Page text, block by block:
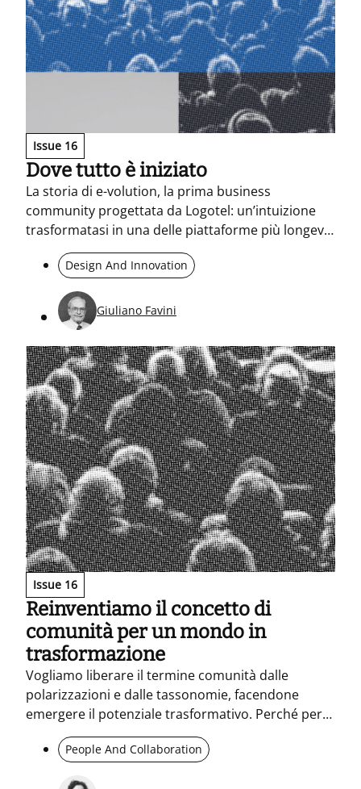
Issue 16
Dove tutto è iniziato
La storia di e-volution, la prima business
community progettata da Logotel: un’intuizione
trasformatasi in una delle piattaforme più longeve
di sempre.
Design And Innovation
Giuliano Favini
Issue 16
Reinventiamo il concetto di
comunità per un mondo in
trasformazione
Vogliamo liberare il termine comunità dalle
polarizzazioni e dalle tassonomie, facendone
emergere il potenziale trasformativo. Perché per
afferrare le grandi transizioni in cui siamo immersi
serve allargare lo sguardo oltre gli individui.
People And Collaboration